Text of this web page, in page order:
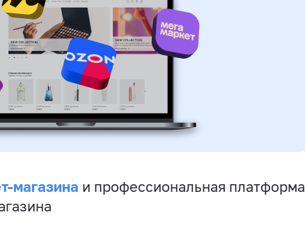
магазина и профессиональная платформа